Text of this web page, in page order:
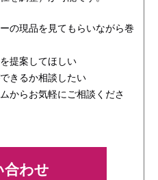
の現品を見てもらいながら巻
提案してほしい
きるか相談したい
からお気軽にご相談くださ
合わせ